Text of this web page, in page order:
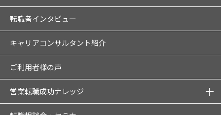
転職者インタビュー
キャリアコンサルタント紹介
ご利用者様の声
営業転職成功ナレッジ